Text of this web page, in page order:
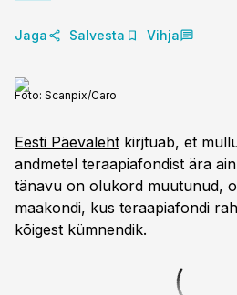
Jaga Salvesta Vihja
Foto: Scanpix/Caro
Eesti Päevaleht kirjtuab, et
andmetel teraapiafondist ära
tänavu on olukord muutunud,
maakondi, kus teraapiafondi
kõigest kümnendik.